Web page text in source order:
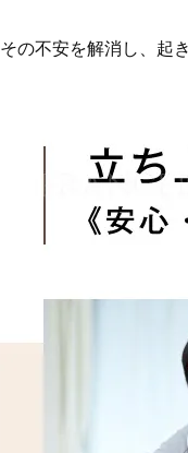
その不安を解消し、起